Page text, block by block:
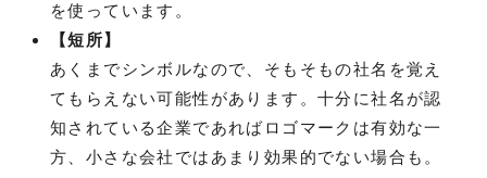
を使っています。
【短所】
あくまでシンボルなので、そもそもの社名を覚え
てもらえない可能性があります。十分に社名が認
知されている企業であればロゴマークは有効な一
方、小さな会社ではあまり効果的でない場合も。